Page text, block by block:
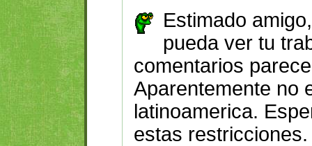
Estimado
pueda ver tu
comentarios
Aparentemente no
latinoamerica.
estas restricciones.